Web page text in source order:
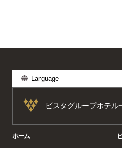
Language
ビスタグループホテル
ホーム